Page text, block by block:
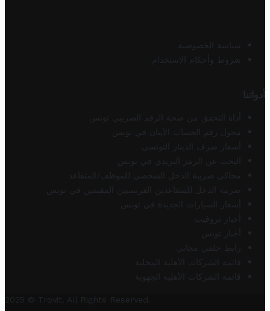
سياسة الخصوصية
شروط وأحكام الاستخدام
أدواتنا
أداة التحقق من صحة الرقم الضريبي تونس
محول رقم الحساب الآيبان في تونس
أسعار صرف الدينار التونسي
البحث عن الرمز البريدي في تونس
محاكي ضريبة الدخل الشخصي للموظف/المتقاعد
ضريبة الدخل للمتقاعدين الفرنسيين المقيمين في تونس
أسعار السيارات الجديدة في تونس
أخبار تروفيت
أخبار تونس
رابط خلفي مجاني
قائمة الشركات الأهلية المحلية
قائمة الشركات الأهلية الجهوية
2025 © Trovit. All Rights Reserved.